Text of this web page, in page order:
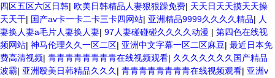
四区五区六区日韩| 欧美日韩精品人妻狠狠躁免费| 天天日天天摸天天操
天天干| 国产av卡一卡二卡三卡四网站| 亚洲精品9999久久久久精品| 人
妻换人妻a毛片人妻换人妻| 97人妻碰碰碰久久久久动漫 | 第四色在线视
频网站| 神马伦理久久一区二区| 亚洲中文字幕一区二区麻豆| 最近日本免
费高清视频| 青青青青青青青青在线视频观看| 久久久久久久久国产精品
波霸| 亚洲殴美日韩精品久久久 | 青青青青青青青青在线视频观看| 亚洲v